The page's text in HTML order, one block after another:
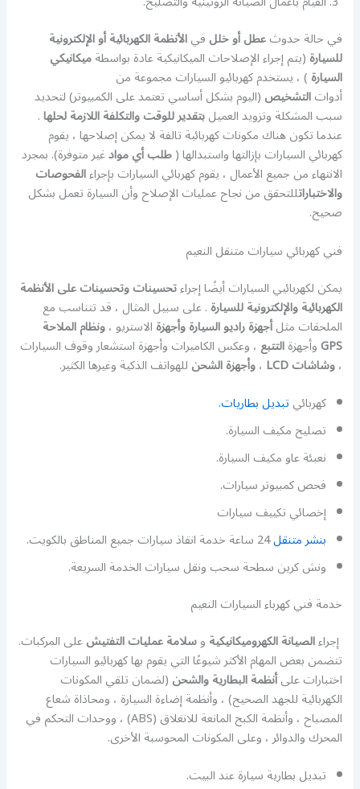
في حالة حدوثعطل أو خللفيالأنظمة الكهربائية أو الإلكترونية
للسيارة(يتم إجراء الإصلاحات الميكانيكية عادة بواسطةميكانيكي
السيارة) ، يستخدم كهربائيو السيارات مجموعة من
أدواتالتشخيص(اليوم بشكل أساسي تعتمد على الكمبيوتر) لتحديد
سبب المشكلة وتزويد العميلبتقدير للوقت والتكلفة اللازمة لحلها.
عندما تكون هناك مكونات كهربائية تالفة لا يمكن إصلاحها ، يقوم
كهربائي السيارات بإزالتها واستبدالها (طلب أي موادغير متوفرة). بمجرد
الانتهاء من جميع الأعمال ، يقوم كهربائي السيارات بإجراءالفحوصات
والاختباراتللتحقق من نجاح عمليات الإصلاح وأن السيارة تعمل بشكل
صحيح.
فني كهربائي سيارات متنقل النعيم
يمكن لكهربائيي السيارات أيضًا إجراءتحسينات وتحسينات على الأنظمة
الكهربائية والإلكترونية للسيارة. على سبيل المثال ، قد تتناسب مع
الملحقات مثلأجهزة راديو السيارة وأجهزةالاستريو ،ونظام الملاحة
GPSوأجهزةالتتبع ، وعكس الكاميرات وأجهزة استشعار وقوف السيارات
،وشاشات LCD ،وأجهزة الشحنللهواتف الذكية وغيرها الكثير.
كهربائيتبديل بطاريات.
تصليح مكيف السيارة.
نعبئة عاو مكيف السيارة.
فحص كمبيوتر سيارات.
إخصائي تكييف سيارات
بنشر متنقل24 ساعة خدمة انقاذ سيارات جميع المناطق بالكويت.
ونش كرين سطحة سحب ونقل سيارات الخدمة السريعة.
خدمة فني كهرباء السيارات النعيم
إجراءالصيانة الكهروميكانيكيةوسلامة عمليات التفتيشعلى المركبات.
تتضمن بعض المهام الأكثر شيوعًا التي يقوم بها كهربائيو السيارات
اختبارات علىأنظمة البطارية والشحن(لضمان تلقي المكونات
الكهربائية للجهد الصحيح) ، وأنظمة إضاءة السيارة ، ومحاذاة شعاع
المصباح ، وأنظمة الكبح المانعة للانغلاق (ABS) ، ووحدات التحكم في
المحرك والدوائر ، وعلى المكونات المحوسبة الأخرى.
تبديل بطارية سيارة عند البيت.